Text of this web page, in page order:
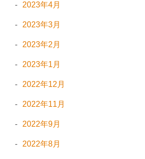
2023年4月
2023年3月
2023年2月
2023年1月
2022年12月
2022年11月
2022年9月
2022年8月